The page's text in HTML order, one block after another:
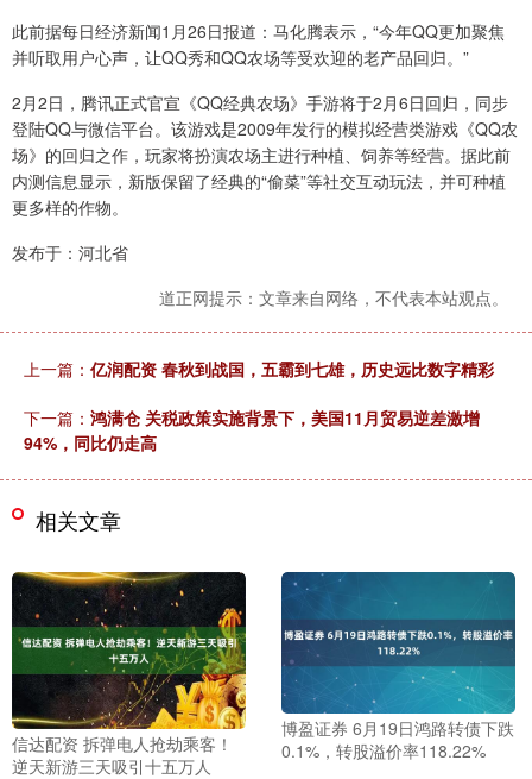
此前据每日经济新闻1月26日报道：马化腾表示，“今年QQ更加聚焦
并听取用户心声，让QQ秀和QQ农场等受欢迎的老产品回归。”
2月2日，腾讯正式官宣《QQ经典农场》手游将于2月6日回归，同步
登陆QQ与微信平台。该游戏是2009年发行的模拟经营类游戏《QQ农
场》的回归之作，玩家将扮演农场主进行种植、饲养等经营。据此前
内测信息显示，新版保留了经典的“偷菜”等社交互动玩法，并可种植
更多样的作物。
发布于：河北省
道正网提示：文章来自网络，不代表本站观点。
上一篇： 亿润配资 春秋到战国，五霸到七雄，历史远比数字精彩
下一篇： 鸿满仓 关税政策实施背景下，美国11月贸易逆差激增
94%，同比仍走高
相关文章
信达配资 拆弹电人抢劫乘客！
逆天新游三天吸引十五万人
博盈证券 6月19日鸿路转债下跌
0.1%，转股溢价率118.22%